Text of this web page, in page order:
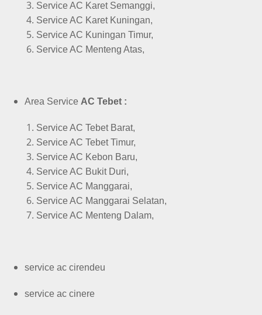
Service AC Karet Semanggi,
Service AC Karet Kuningan,
Service AC Kuningan Timur,
Service AC Menteng Atas,
Area Service AC Tebet :
Service AC Tebet Barat,
Service AC Tebet Timur,
Service AC Kebon Baru,
Service AC Bukit Duri,
Service AC Manggarai,
Service AC Manggarai Selatan,
Service AC Menteng Dalam,
service ac cirendeu
service ac cinere